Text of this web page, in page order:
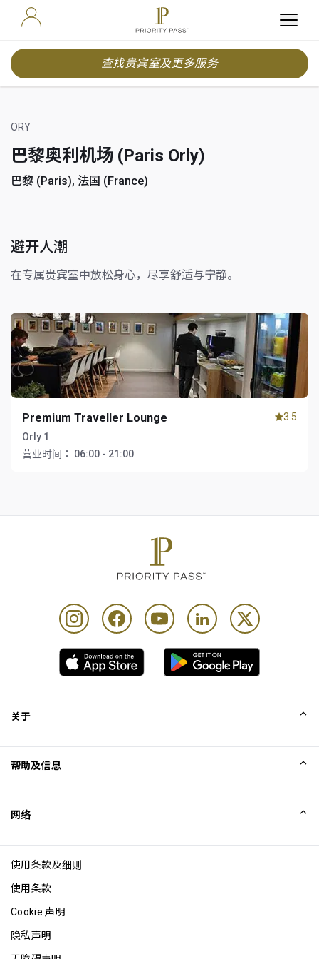
查找贵宾室及更多服务
ORY
巴黎奥利机场 (Paris Orly)
巴黎 (Paris), 法国 (France)
避开人潮
在专属贵宾室中放松身心，尽享舒适与宁静。
Premium Traveller Lounge
Orly 1
营业时间：
06:00 - 21:00
3.5
关于
Excellence Awards
博客
帮助及信息
网络
使用条款及细则
使用条款
Cookie 声明
隐私声明